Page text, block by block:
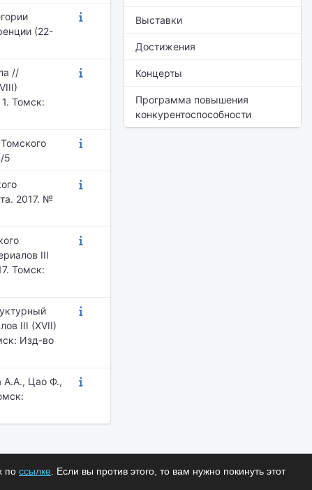
(22-
//
Томск:
5
2017. №
III
Томск:
III (XVII)
Изд-во
А.А., Цао Ф.,
Выставки
Достижения
Концерты
Программа повышения
конкурентоспособности
по ссылке . Если вы против этого, то вам нужно покинуть этот